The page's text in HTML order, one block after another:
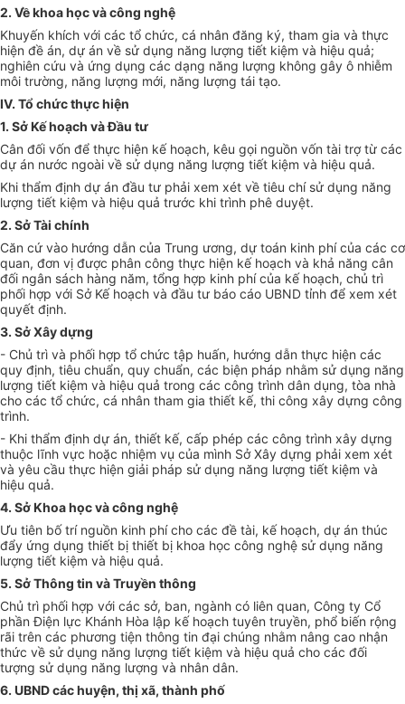
2. Về khoa học và công nghệ
Khuyến khích với các tổ chức, cá nhân đăng ký, tham gia và thực
hiện đề án, dự án về sử dụng năng lượng tiết kiệm và hiệu quả;
nghiên cứu và ứng dụng các dạng năng lượng không gây ô nhiễm
môi trường, năng lượng mới, năng lượng tái tạo.
IV. Tổ chức thực hiện
1. Sở Kế hoạch và Đầu tư
Cân đối vốn để thực hiện kế hoạch, kêu gọi nguồn vốn tài trợ từ các
dự án nước ngoài về sử dụng năng lượng tiết kiệm và hiệu quả.
Khi thẩm định dự án đầu tư phải xem xét về tiêu chí sử dụng năng
lượng tiết kiệm và hiệu quả trước khi trình phê duyệt.
2. Sở Tài chính
Căn cứ vào hướng dẫn của Trung ương, dự toán kinh phí của các cơ
quan, đơn vị được phân công thực hiện kế hoạch và khả năng cân
đối ngân sách hàng năm, tổng hợp kinh phícủa kế hoạch, chủ trì
phối hợp với Sở Kế hoạch và đầu tư báo cáo UBND tỉnh để xem xét
quyết định.
3. Sở Xây dựng
- Chủ trì và phối hợp tổ chức tập huấn, hướng dẫn thực hiện các
quy định, tiêu chuẩn, quy chuẩn, các biện pháp nhằm sử dụng năng
lượng tiết kiệm và hiệu quả trong các công trình dân dụng, tòa nhà
cho các tổ chức, cá nhân tham gia thiết kế, thi công xây dựng công
trình.
- Khi thẩm định dự án, thiết kế, cấp phép các công trình xây dựng
thuộc lĩnh vực hoặc nhiệm vụ của mình Sở Xây dựng phải xem xét
và yêu cầu thực hiện giải pháp sử dụng năng lượng tiết kiệm và
hiệu quả.
4. Sở Khoa học và công nghệ
Ưu tiên bố trí nguồn kinh phí cho các đề tài, kế hoạch, dự án thúc
đẩy ứng dụng thiết bị thiết bị khoa học công nghệ sử dụng năng
lượng tiết kiệm và hiệu quả.
5. Sở Thông tin và Truyền thông
Chủ trì phối hợp với các sở, ban, ngành có liên quan, Công ty Cổ
phần Điện lực Khánh Hòa lập kế hoạch tuyên truyền, phổ biến rộng
rãi trên các phương tiện thông tin đại chúng nhằm nâng cao nhận
thức về sử dụng năng lượng tiết kiệm và hiệu quả cho các đối
tượng sử dụng năng lượng và nhân dân.
6. UBND các huyện, thị xã, thành phố